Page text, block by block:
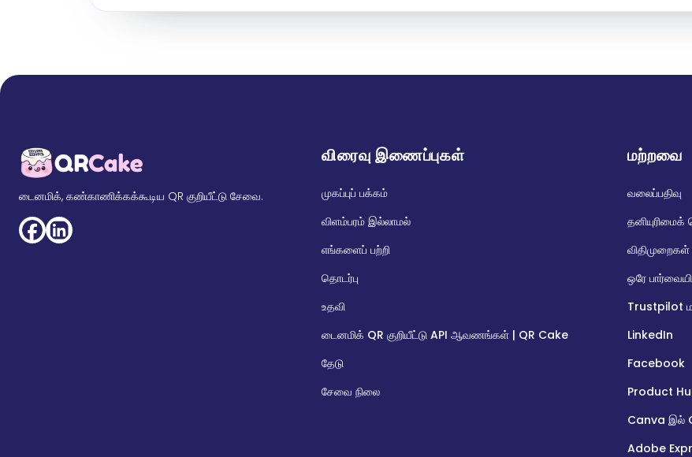
டைனமிக், கண்காணிக்கக்கூடிய QR குறியீட்டு சேவை.
விரைவு இணைப்புகள்
முகப்புப் பக்கம்
விளம்பரம் இல்லாமல்
எங்களைப் பற்றி
தொடர்பு
உதவி
டைனமிக் QR குறியீட்டு API ஆவணங்கள் | QR Cake
தேடு
சேவை நிலை
மற்றவை
வலைப்பதிவு
விதிமுறைகள்
ஒரே
Trustpilot
LinkedIn
Facebook
Product
Canva இல்
Adobe